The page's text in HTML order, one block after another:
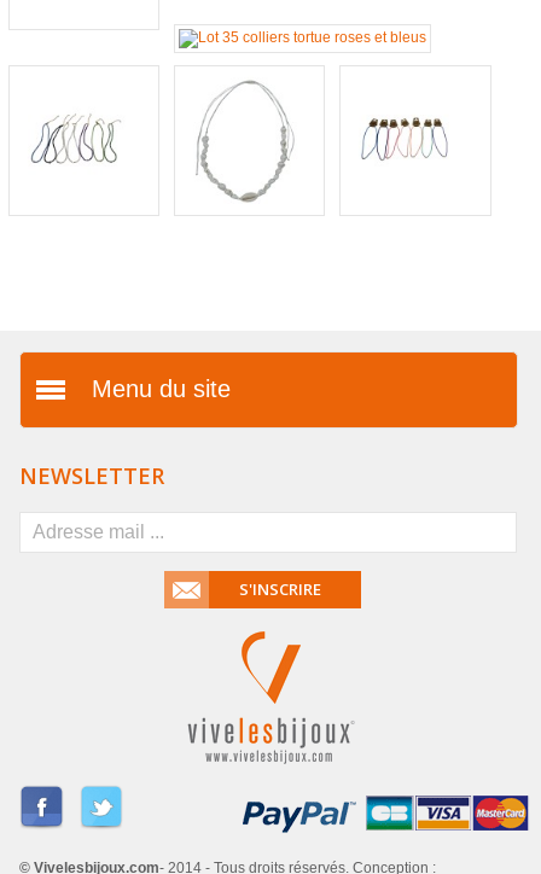
Menu du site
FAQ
Mentions légales
Conditions générales de
Livraison & paiement
Dropshipping
Partenaires
NEWSLETTER
S'INSCRIRE
© Vivelesbijoux.com- 2014 - Tous droits réservés. Conception :